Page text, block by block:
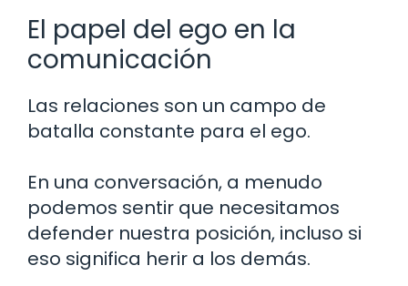
El papel del ego en la
comunicación
Las relaciones son un campo de
batalla constante para el ego.
En una conversación, a menudo
podemos sentir que necesitamos
defender nuestra posición, incluso si
eso significa herir a los demás.